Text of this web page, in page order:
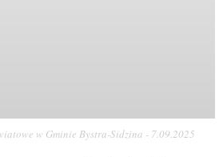
w Gminie Bystra-Sidzina - 7.09.2025